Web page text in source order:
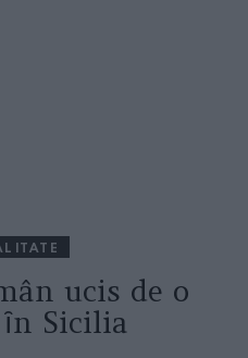
ucis de o
ȋn Sicilia